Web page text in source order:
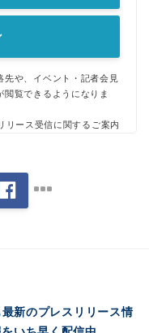
や、イベント・記者会見
覧できるようになりま
リース受信に関するご案内
新のプレスリリース情